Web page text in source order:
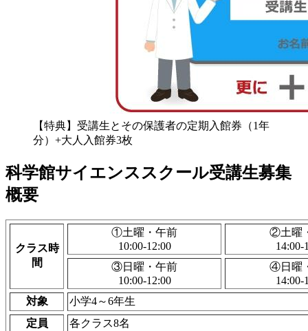
【特典】受講生とその保護者の定期入館券（1年
分）+大人入館券3枚
科学館サイエンススクール受講生募集
概要
クラス時
間
①土曜・午前
10:00-12:00
②土曜
14:00-
③日曜・午前
10:00-12:00
④日曜
14:00-
対象
小学4～6年生
定員
各クラス8名